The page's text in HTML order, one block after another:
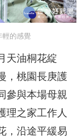
輕的感覺
天油桐花綻
，桃園長庚護
參與本場母親
理之家工作人
，沿途平緩易